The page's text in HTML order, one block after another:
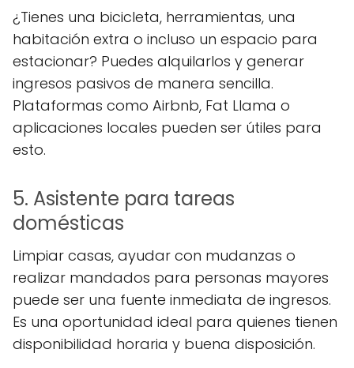
¿Tienes una bicicleta, herramientas, una
habitación extra o incluso un espacio para
estacionar? Puedes alquilarlos y generar
ingresos pasivos de manera sencilla.
Plataformas como Airbnb, Fat Llama o
aplicaciones locales pueden ser útiles para
esto.
5. Asistente para tareas
domésticas
Limpiar casas, ayudar con mudanzas o
realizar mandados para personas mayores
puede ser una fuente inmediata de ingresos.
Es una oportunidad ideal para quienes tienen
disponibilidad horaria y buena disposición.